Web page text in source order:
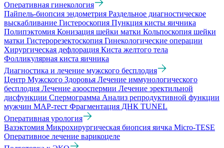
Оперативная гинекология
Пайпель-биопсия эндометрия Раздельное диагностическое
выскабливание Гистероскопия Пункция кисты яичника
Полипэктомия Конизация шейки матки Кольпоскопия шейки
матки Гистерорезектоскопия Гинекологические операции
Хирургическая дефлорация Киста желтого тела
Фолликулярная киста яичника
Диагностика и лечение мужского бесплодия
Центр Мужского Здоровья Лечение иммунологического
бесплодия Лечение азооспермии Лечение эректильной
дисфункции Спермограмма Анализ репродуктивной функции
мужчин МАР-тест Фрагментация ДНК TUNEL
Оперативная урология
Вазэктомия Микрохирургическая биопсия яичка Micro-TESE
Оперативное лечение варикоцеле